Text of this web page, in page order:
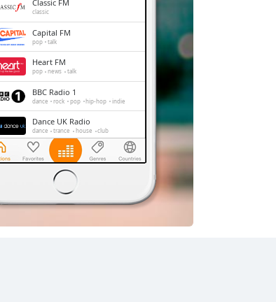
Classic FM
classic
Capital FM
pop talk
Heart FM
pop news talk
BBC Radio 1
dance rock pop hip-hop indie
Dance UK Radio
dance trance house club
LBC
news talk
Gold Radio